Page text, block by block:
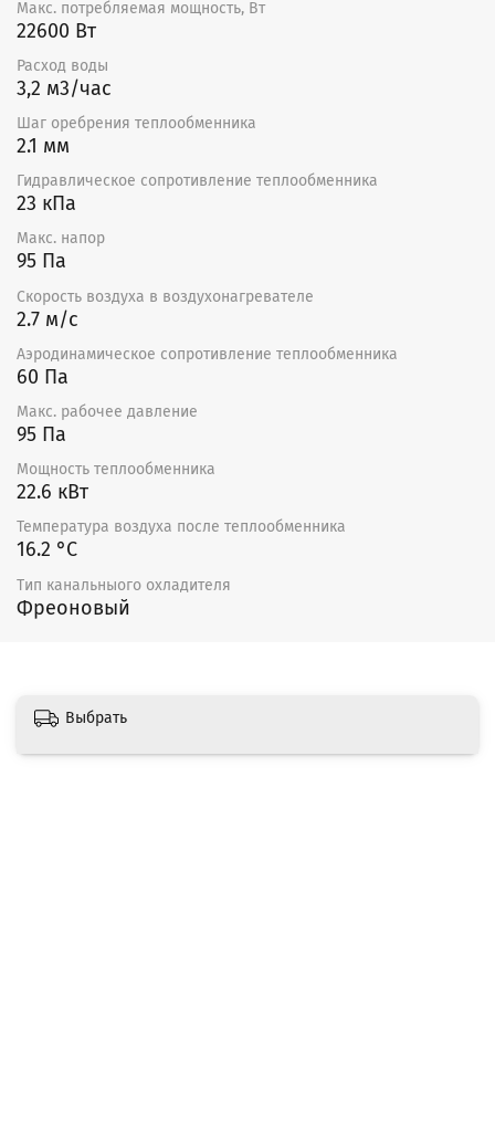
Воздух, проходящий через теплообменник, не должен
содержать в себе клейких, абразивных, волокнистых
требуется установка фильтра для защиты охладителя
от загрязнения и, как следствие, снижения его
производительности.
Водяные воздухохладители следует монтировать в
горизонтальном положении для обеспечения отвода
воздуха и конденсата. Если при монтаже водяных
воздухоотводчик, то он должен монтироваться в
наивысшей точке. Рекомендуется выбирать
конфигурацию водяного охладителя с общим
движением хладагента навстречу потоку воздуха.
Сертификат
Макс. потребляемая мощность, Вт
22600 Вт
Расход воды
3,2 м3/час
Шаг оребрения теплообменника
2.1 мм
Гидравлическое сопротивление теплообменника
23 кПа
Макс. напор
95 Па
Скорость воздуха в воздухонагревателе
2.7 м/с
Аэродинамическое сопротивление теплообменника
60 Па
Макс. рабочее давление
95 Па
Мощность теплообменника
22.6 кВт
Температура воздуха после теплообменника
16.2 °С
Тип канальныого охладителя
Фреоновый
Выбрать